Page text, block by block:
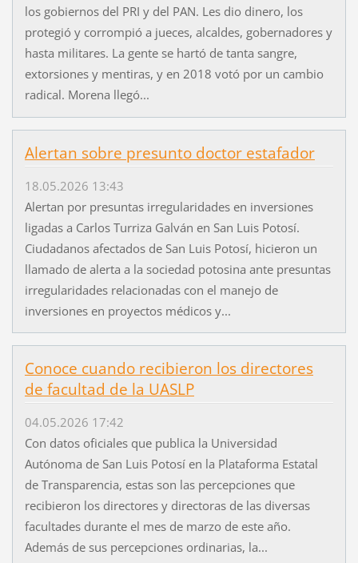
los gobiernos del PRI y del PAN. Les dio dinero, los
protegió y corrompió a jueces, alcaldes, gobernadores y
hasta militares. La gente se hartó de tanta sangre,
extorsiones y mentiras, y en 2018 votó por un cambio
radical. Morena llegó...
Alertan sobre presunto doctor estafador
18.05.2026 13:43
Alertan por presuntas irregularidades en inversiones
ligadas a Carlos Turriza Galván en San Luis Potosí.
Ciudadanos afectados de San Luis Potosí, hicieron un
llamado de alerta a la sociedad potosina ante presuntas
irregularidades relacionadas con el manejo de
inversiones en proyectos médicos y...
Conoce cuando recibieron los directores
de facultad de la UASLP
04.05.2026 17:42
Con datos oficiales que publica la Universidad
Autónoma de San Luis Potosí en la Plataforma Estatal
de Transparencia, estas son las percepciones que
recibieron los directores y directoras de las diversas
facultades durante el mes de marzo de este año.
Además de sus percepciones ordinarias, la...